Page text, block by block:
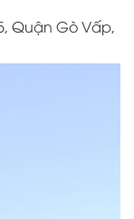
Quận Gò Vấp,